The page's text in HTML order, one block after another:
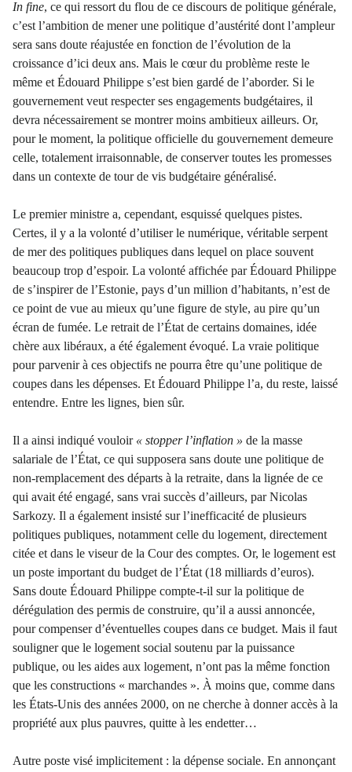
In fine, ce qui ressort du flou de ce discours de politique générale,
c’est l’ambition de mener une politique d’austérité dont l’ampleur
sera sans doute réajustée en fonction de l’évolution de la
croissance d’ici deux ans. Mais le cœur du problème reste le
même et Édouard Philippe s’est bien gardé de l’aborder. Si le
gouvernement veut respecter ses engagements budgétaires, il
devra nécessairement se montrer moins ambitieux ailleurs. Or,
pour le moment, la politique officielle du gouvernement demeure
celle, totalement irraisonnable, de conserver toutes les promesses
dans un contexte de tour de vis budgétaire généralisé.
Le premier ministre a, cependant, esquissé quelques pistes.
Certes, il y a la volonté d’utiliser le numérique, véritable serpent
de mer des politiques publiques dans lequel on place souvent
beaucoup trop d’espoir. La volonté affichée par Édouard Philippe
de s’inspirer de l’Estonie, pays d’un million d’habitants, n’est de
ce point de vue au mieux qu’une figure de style, au pire qu’un
écran de fumée. Le retrait de l’État de certains domaines, idée
chère aux libéraux, a été également évoqué. La vraie politique
pour parvenir à ces objectifs ne pourra être qu’une politique de
coupes dans les dépenses. Et Édouard Philippe l’a, du reste, laissé
entendre. Entre les lignes, bien sûr.
Il a ainsi indiqué vouloir « stopper l’inflation » de la masse
salariale de l’État, ce qui supposera sans doute une politique de
non-remplacement des départs à la retraite, dans la lignée de ce
qui avait été engagé, sans vrai succès d’ailleurs, par Nicolas
Sarkozy. Il a également insisté sur l’inefficacité de plusieurs
politiques publiques, notamment celle du logement, directement
citée et dans le viseur de la Cour des comptes. Or, le logement est
un poste important du budget de l’État (18 milliards d’euros).
Sans doute Édouard Philippe compte-t-il sur la politique de
dérégulation des permis de construire, qu’il a aussi annoncée,
pour compenser d’éventuelles coupes dans ce budget. Mais il faut
souligner que le logement social soutenu par la puissance
publique, ou les aides aux logement, n’ont pas la même fonction
que les constructions « marchandes ». À moins que, comme dans
les États-Unis des années 2000, on ne cherche à donner accès à la
propriété aux plus pauvres, quitte à les endetter…
Autre poste visé implicitement : la dépense sociale. En annonçant